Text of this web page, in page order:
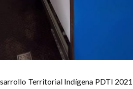
Territorial Indígena PDTI